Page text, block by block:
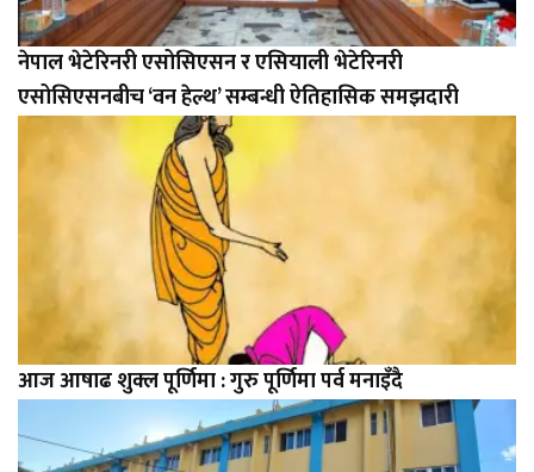
नेपाल भेटेरिनरी एसोसिएसन र एसियाली भेटेरिनरी
एसोसिएसनबीच ‘वन हेल्थ’ सम्बन्धी ऐतिहासिक समझदारी
आज आषाढ शुक्ल पूर्णिमा : गुरु पूर्णिमा पर्व मनाइँदै